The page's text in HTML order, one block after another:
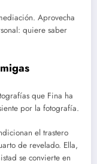
Aprovecha
quiere saber
que Fina ha
por la fotografía.
el trastero
de revelado. Ella,
se convierte en